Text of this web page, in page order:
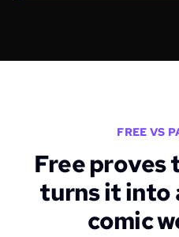
FREE VS
Free proves
turns it into
comic